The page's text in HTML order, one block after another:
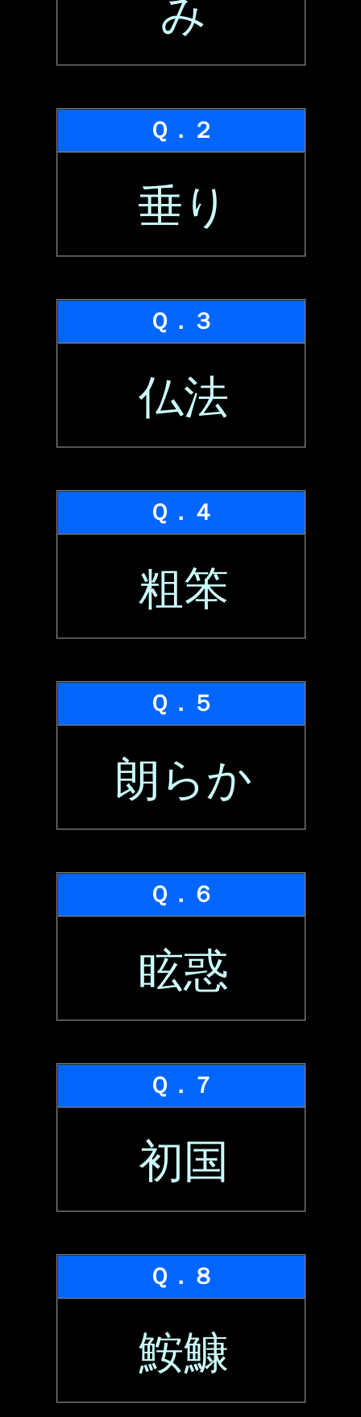
み
Ｑ．２
垂り
Ｑ．３
仏法
Ｑ．４
粗笨
Ｑ．５
朗らか
Ｑ．６
眩惑
Ｑ．７
初国
Ｑ．８
鮟鱇